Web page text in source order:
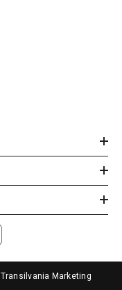
Transilvania Marketing